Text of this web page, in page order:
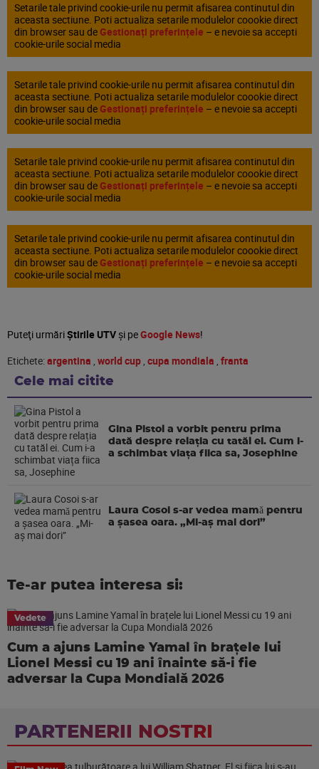
Setarile tale privind cookie-urile nu permit afisarea continutul din
aceasta sectiune. Poti actualiza setarile modulelor coookie direct
din browser sau de Gestionați preferințele – e nevoie sa accepti
cookie-urile social media
Setarile tale privind cookie-urile nu permit afisarea continutul din
aceasta sectiune. Poti actualiza setarile modulelor coookie direct
din browser sau de Gestionați preferințele – e nevoie sa accepti
cookie-urile social media
Setarile tale privind cookie-urile nu permit afisarea continutul din
aceasta sectiune. Poti actualiza setarile modulelor coookie direct
din browser sau de Gestionați preferințele – e nevoie sa accepti
cookie-urile social media
Setarile tale privind cookie-urile nu permit afisarea continutul din
aceasta sectiune. Poti actualiza setarile modulelor coookie direct
din browser sau de Gestionați preferințele – e nevoie sa accepti
cookie-urile social media
Puteţi urmăriȘtirile UTVşi peGoogle News!
Etichete:argentina , world cup , cupa mondiala , franta
Cele mai citite
Gina Pistol a vorbit pentru prima
dată despre relația cu tatăl ei. Cum i-
a schimbat viața fiica sa, Josephine
Laura Cosoi s-ar vedea mamǎ pentru
a şasea oara. „Mi-aș mai dori”
Te-ar putea interesa si:
Vedete
Cum a ajuns Lamine Yamal în brațele lui
Lionel Messi cu 19 ani înainte să-i fie
adversar la Cupa Mondială 2026
PARTENERII NOSTRI